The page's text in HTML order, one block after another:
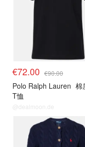
€72.00 €90.00
Polo Ralph Lauren 棉
T恤
@dealmoon.de